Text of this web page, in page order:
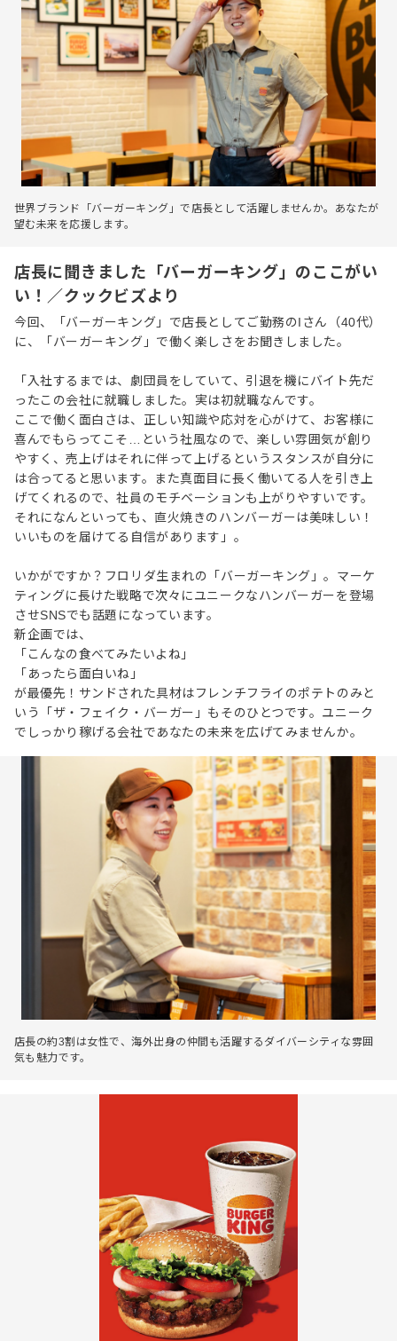
世界ブランド「バーガーキング」で店長として活躍しませんか。あなたが
望む未来を応援します。
店長に聞きました「バーガーキング」のここがい
い！／クックビズより
今回、「バーガーキング」で店長としてご勤務のIさん（40代）
に、「バーガーキング」で働く楽しさをお聞きしました。
「入社するまでは、劇団員をしていて、引退を機にバイト先だ
ったこの会社に就職しました。実は初就職なんです。
ここで働く面白さは、正しい知識や応対を心がけて、お客様に
喜んでもらってこそ…という社風なので、楽しい雰囲気が創り
やすく、売上げはそれに伴って上げるというスタンスが自分に
は合ってると思います。また真面目に長く働いてる人を引き上
げてくれるので、社員のモチベーションも上がりやすいです。
それになんといっても、直火焼きのハンバーガーは美味しい！
いいものを届けてる自信があります」。
いかがですか？フロリダ生まれの「バーガーキング」。マーケ
ティングに長けた戦略で次々にユニークなハンバーガーを登場
させSNSでも話題になっています。
新企画では、
「こんなの食べてみたいよね」
「あったら面白いね」
が最優先！サンドされた具材はフレンチフライのポテトのみと
いう「ザ・フェイク・バーガー」もそのひとつです。ユニーク
でしっかり稼げる会社であなたの未来を広げてみませんか。
店長の約3割は女性で、海外出身の仲間も活躍するダイバーシティな雰囲
気も魅力です。